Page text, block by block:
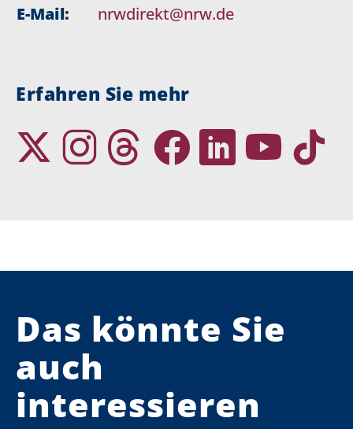
E-Mail:
nrwdirekt@nrw.de
Erfahren Sie mehr
Das könnte Sie
auch
interessieren